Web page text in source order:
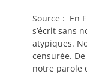
Source : En
s’écrit sans
atypiques.
censurée.
notre parole